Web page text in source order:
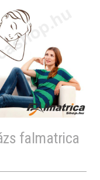
falmatrica